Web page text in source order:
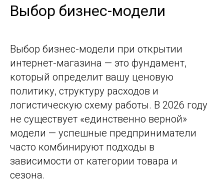
Выбор бизнес-модели
Выбор бизнес-модели при открытии
интернет-магазина — это фундамент,
который определит вашу ценовую
политику, структуру расходов и
логистическую схему работы. В 2026 году
не существует «единственно верной»
модели — успешные предприниматели
часто комбинируют подходы в
зависимости от категории товара и
сезона.